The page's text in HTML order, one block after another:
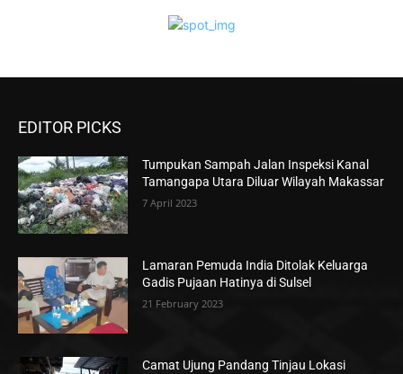
EDITOR PICKS
Tumpukan Sampah Jalan Inspeksi Kanal
Tamangapa Utara Diluar Wilayah Makassar
7 April 2023
Lamaran Pemuda India Ditolak Keluarga
Gadis Pujaan Hatinya di Sulsel
21 February 2023
Camat Ujung Pandang Tinjau Lokasi